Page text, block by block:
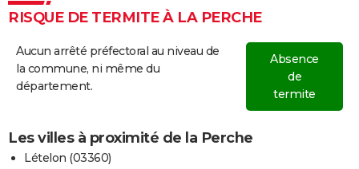
RISQUE DE TERMITE À LA PERCHE
Aucun arrêté préfectoral au niveau de
la commune, ni même du
département.
Absence
de
termite
Les villes à proximité de la Perche
Lételon (03360)